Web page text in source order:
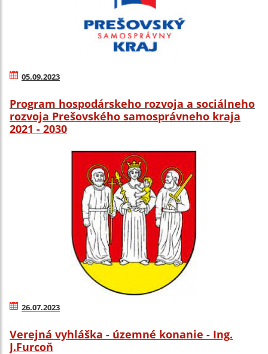
05.09.2023
Program hospodárskeho rozvoja a sociálneho
rozvoja Prešovského samosprávneho kraja
2021 - 2030
26.07.2023
Verejná vyhláška - územné konanie - Ing.
J.Furcoň